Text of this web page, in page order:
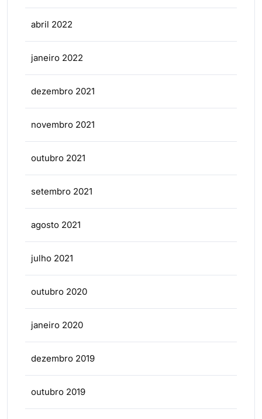
abril 2022
janeiro 2022
dezembro 2021
novembro 2021
outubro 2021
setembro 2021
agosto 2021
julho 2021
outubro 2020
janeiro 2020
dezembro 2019
outubro 2019